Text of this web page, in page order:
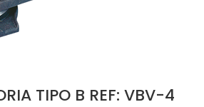
TIPO B REF: VBV-4